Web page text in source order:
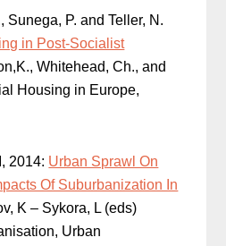
Sunega, P. and Teller, N.
in Post-Socialist
Whitehead, Ch., and
Housing in Europe,
2014: Urban Sprawl On
Of Suburbanization In
K – Sykora, L (eds)
Urban